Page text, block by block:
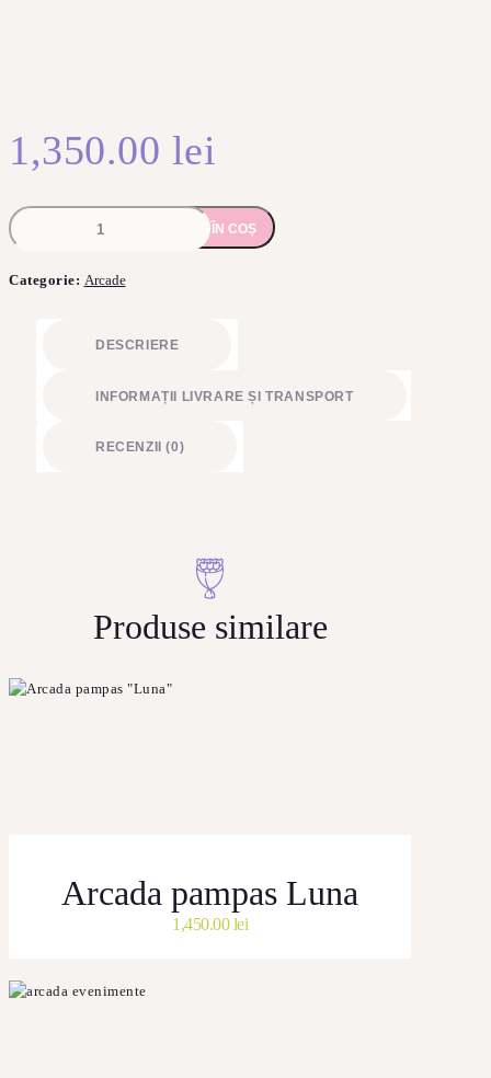
1,350.00 lei
Cantitate
Arcada
ca
ADAUGĂ ÎN COȘ
Categorie: Arcade
DESCRIERE
INFORMAȚII LIVRARE ȘI TRANSPORT
RECENZII (0)
Produse similare
Arcada pampas Luna
1,450.00lei